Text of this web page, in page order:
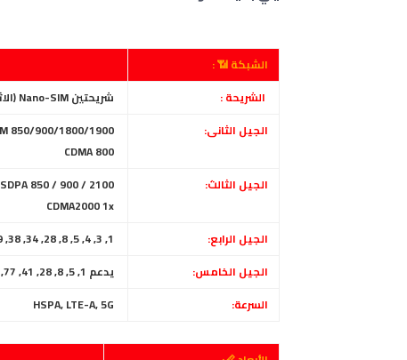
الشبكة 📶 :
الشريحة :
شريحتين Nano-SIM (الاثنين في وضع الاستعداد)
الجيل الثانى:
الجيل الثالث:
الجيل الرابع:
الجيل الخامس:
يدعم 1, 5, 8, 28, 41, 77, 78 SA/NSA
السرعة: